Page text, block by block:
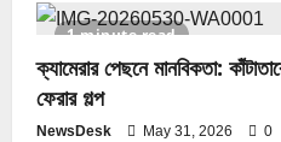
1 minute read
ক্যামেরার পেছনে মানবিকতা:
ফেরার গল্প
NewsDesk May 31, 2026 0